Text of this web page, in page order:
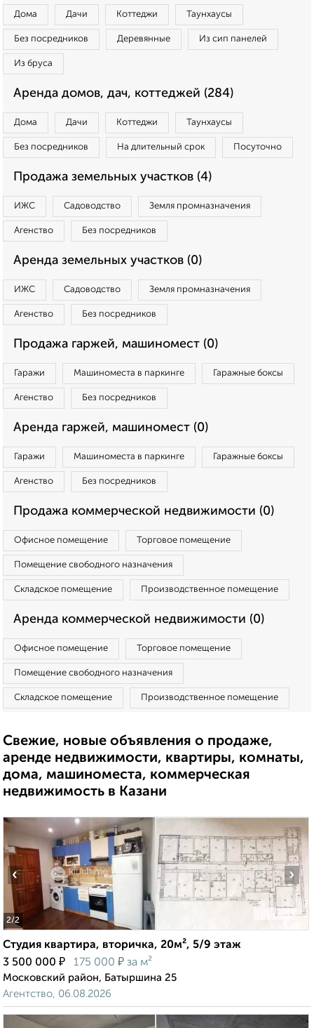
Дома Дачи Коттеджи Таунхаусы
Без посредников Деревянные Из сип панелей
Из бруса
Аренда домов, дач, коттеджей (284)
Дома Дачи Коттеджи Таунхаусы
Без посредников На длительный срок Посуточно
Продажа земельных участков (4)
ИЖС Садоводство Земля промназначения
Агенство Без посредников
Аренда земельных участков (0)
ИЖС Садоводство Земля промназначения
Агенство Без посредников
Продажа гаржей, машиномест (0)
Гаражи Машиноместа в паркинге Гаражные боксы
Агенство Без посредников
Аренда гаржей, машиномест (0)
Гаражи Машиноместа в паркинге Гаражные боксы
Агенство Без посредников
Продажа коммерческой недвижимости (0)
Офисное помещение Торговое помещение
Помещение свободного назначения
Складское помещение Производственное помещение
Аренда коммерческой недвижимости (0)
Офисное помещение Торговое помещение
Помещение свободного назначения
Складское помещение Производственное помещение
Свежие, новые объявления о продаже,
аренде недвижимости, квартиры, комнаты,
дома, машиноместа, коммерческая
недвижимость в Казани
2/2
‹ ›
Студия квартира, вторичка, 20м², 5/9 этаж
3 500 000 ₽ 175 000 ₽ за м²
Московский район, Батыршина 25
Агентство, 06.08.2026